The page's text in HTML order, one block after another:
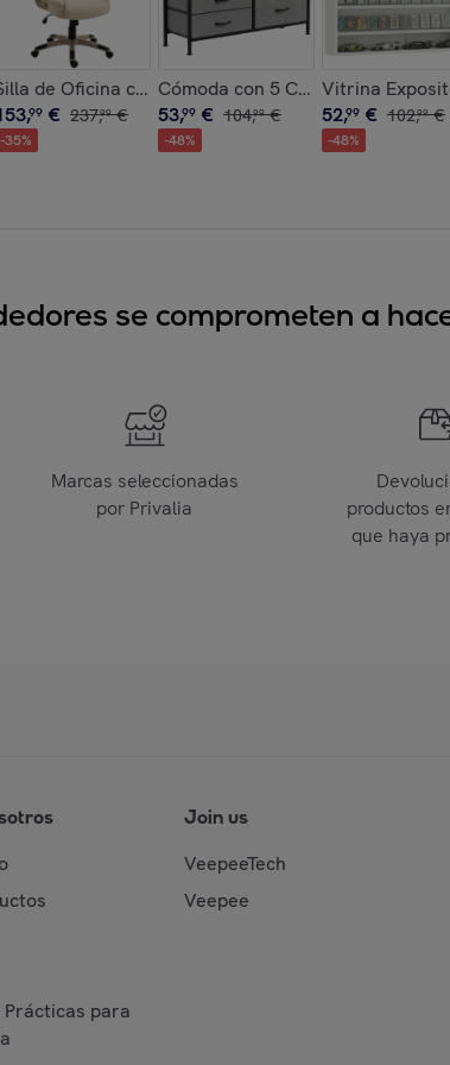
Compartimentos Abiertos, Mesa de Maquillaje
para Dormitorio con Reposabrazos y
Chaleco Peso Entrenamiento Transpirable, con
de Oficina con Masaje Vibratorio de 4 Puntos
,99 € 237,99 €
-35%
Cómoda con 5 Cajones de Tela,
53,99 € 104,99 €
-48%
Vitrina
52,99 € 102,99 €
-48%
se comprometen a
Marcas seleccionadas
por Privalia
productos
que haya
para
Join us
VeepeeTech
Veepee